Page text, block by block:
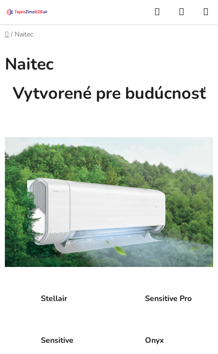
na
obsah
Hľadať
KOŠÍK
Domov
/ Naitec
Naitec
Vytvorené pre budúcnosť
Stellair Sensitive Pro
Sensitive Onyx